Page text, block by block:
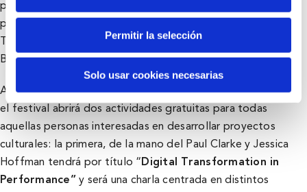
Permitir la selección
Solo usar cookies necesarias
proyecto “Performing Futures”, un proyecto seleccionado
por este programa europeo junto con el «International
Theatre Days in Belgrade» y el «PLACCC Festival» (Bilbao-
Belgrado- Budapest) que podrán verse en el BBK OFF.
Asimismo, y tras la fantástica acogida en la pasada edición,
el festival abrirá dos actividades gratuitas para todas
aquellas personas interesadas en desarrollar proyectos
culturales: la primera, de la mano del Paul Clarke y Jessica
Hoffman tendrá por título “Digital Transformation in
Performance” y será una charla centrada en distintos